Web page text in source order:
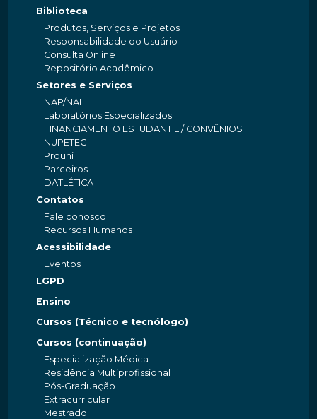
Biblioteca
Produtos, Serviços e Projetos
Responsabilidade do Usuário
Consulta Online
Repositório Acadêmico
Setores e Serviços
NAP/NAI
Laboratórios Especializados
FINANCIAMENTO ESTUDANTIL / CONVÊNIOS
NUPETEC
Prouni
Parceiros
DATLÉTICA
Contatos
Fale conosco
Recursos Humanos
Acessibilidade
Eventos
LGPD
Ensino
Cursos (Técnico e tecnólogo)
Cursos (continuação)
Especialização Médica
Residência Multiprofissional
Pós-Graduação
Extracurricular
Mestrado